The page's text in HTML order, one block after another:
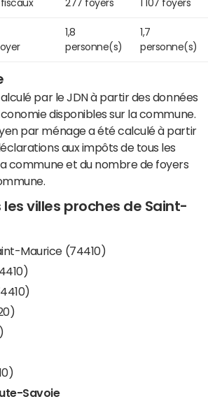
277 foyers 1 107 foyers
1,8
personne(s)
1,7
personne(s)
par le JDN à partir des données
disponibles sur la commune.
par ménage a été calculé à partir
aux impôts de tous les
commune et du nombre de foyers
les villes proches de Saint-
Maurice (74410)
Savoie